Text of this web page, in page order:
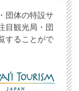
団体の特設サ
目観光局・団
することがで